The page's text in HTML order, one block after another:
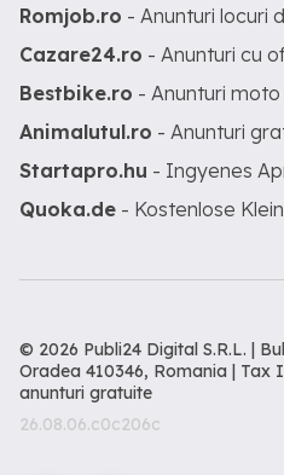
Romjob.ro - Anunturi locuri
Cazare24.ro - Anunturi cu
Bestbike.ro - Anunturi moto
Animalutul.ro - Anunturi
Startapro.hu - Ingyenes
Quoka.de - Kostenlose
© 2026 Publi24 Digital S.R.L. |
Oradea 410346, Romania | Tax
anunturi gratuite
26.08.06.c0c206c